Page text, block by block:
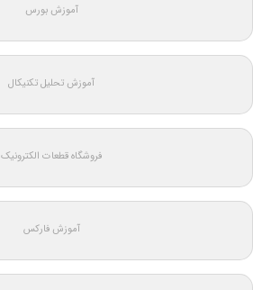
آموزش بورس
آموزش تحلیل تکنیکال
فروشگاه قطعات الکترونیک
آموزش فارکس